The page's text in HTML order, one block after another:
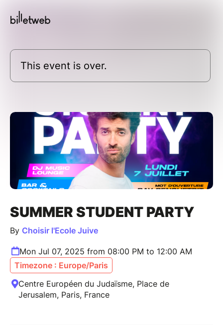
This event is over.
SUMMER STUDENT PARTY
By Choisir l'Ecole Juive
Mon Jul 07, 2025 from 08:00 PM to 12:00 AM
Timezone : Europe/Paris
Centre Européen du Judaïsme, Place de
Jerusalem, Paris, France